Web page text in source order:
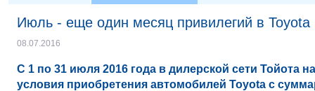
Июль - еще один месяц привилегий в Toyota
08.07.2016
С 1 по 31 июля 2016 года в дилерской сети Тойота
условия приобретения автомобилей Toyota с